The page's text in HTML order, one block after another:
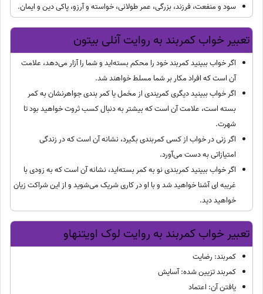
سود و منفعت، فرزند، بزرگی، عمر طولانی، خواسته و آرزو، پاکی دین و ایمان.
تعبیر خواب کمربند به روایت آنلی بیتون
اگر خواب ببینید کمربند خود را محکم بسته‌اید و شما را آزار می‌دهد، علامت
آن است که افراد مکار بر شما مسلط خواهند شد.
اگر خواب ببینید دیگری کمریندی از مخمل یا کمر بندی جواهرنشان به کمر
بسته است، علامت آن است که بیشتر به دنبال کسب ثروت خواهید بود تا
شهرت.
اگر زنی در خواب از کسی کمربندی بگیرد، نشانه آن است که در زندگی
امتیازاتی به دست می‌آورد.
اگر خواب ببینید کمربندی نو به کمر بسته‌اید، نشانه آن است که به زودی با
غریبه ای آشنا خواهید شد و با او در کاری شریک می‌شوید و از این شراکت زیان
خواهید دید.
تعبیر خواب کمربند به روایت لوک اویتنهاو
کمربند: رضایت
کمربند تزیین شده: آسایش
یافتن آن: اعتماد